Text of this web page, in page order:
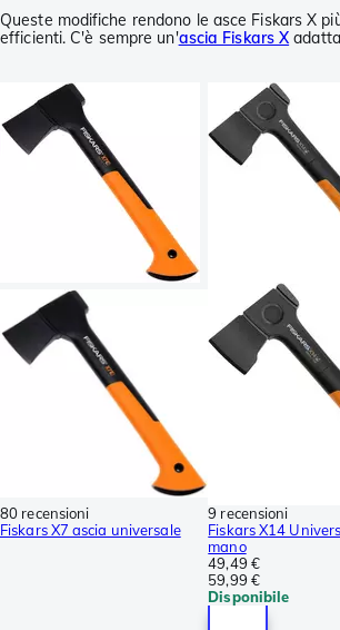
Queste modifiche rendono le asce Fiskars X
efficienti. C'è sempre un'ascia Fiskars X
80 recensioni
Fiskars X7 ascia universale
9 recensioni
Fiskars X14
mano
49,49 €
59,99 €
Disponibile